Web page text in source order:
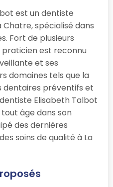
est un dentiste
spécialisé dans
Fort de plusieurs
est reconnu
et ses
domaines tels que la
dentaires préventifs et
Elisabeth Talbot
âge dans son
des dernières
soins de qualité à La